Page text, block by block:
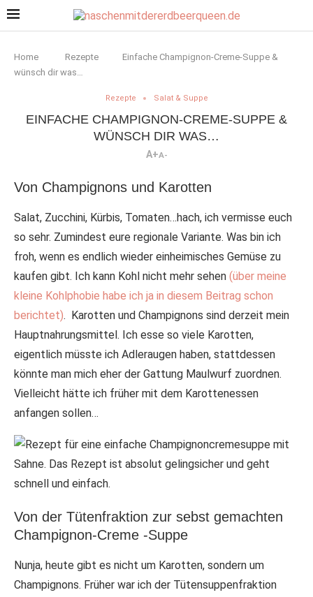
Home Rezepte
Einfache Champignon-Creme-Suppe &
wünsch dir was…
Rezepte Salat & Suppe
EINFACHE CHAMPIGNON-CREME-SUPPE &
WÜNSCH DIR WAS…
A+A-
Von Champignons und Karotten
Salat, Zucchini, Kürbis, Tomaten…hach, ich vermisse euch
so sehr. Zumindest eure regionale Variante. Was bin ich
froh, wenn es endlich wieder einheimisches Gemüse zu
kaufen gibt. Ich kann Kohl nicht mehr sehen (über meine
kleine Kohlphobie habe ich ja in diesem Beitrag schon
berichtet). Karotten und Champignons sind derzeit mein
Hauptnahrungsmittel. Ich esse so viele Karotten,
eigentlich müsste ich Adleraugen haben, stattdessen
könnte man mich eher der Gattung Maulwurf zuordnen.
Vielleicht hätte ich früher mit dem Karottenessen
anfangen sollen…
Von der Tütenfraktion zur sebst gemachten
Champignon-Creme -Suppe
Nunja, heute gibt es nicht um Karotten, sondern um
Champignons. Früher war ich der Tütensuppenfraktion